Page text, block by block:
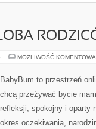
MOŻLIWOŚĆ
BabyBum to przestrzeń
chcą przeżywać bycie
refleksji, spokojny i oparty
okres oczekiwania,